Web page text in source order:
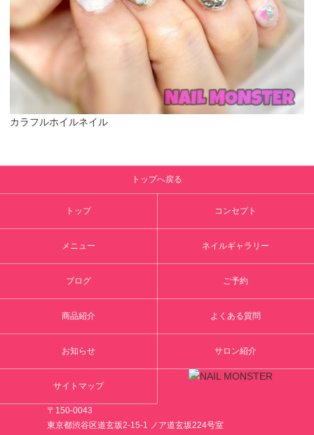
カラフルホイルネイル
トップへ戻る
トップ コンセプト
メニュー ネイルギャラリー
ブログ ご予約
商品紹介 よくある質問
お知らせ サロン紹介
サイトマップ
〒150-0043
東京都渋谷区道玄坂2-15-1 ノア道玄坂224号室